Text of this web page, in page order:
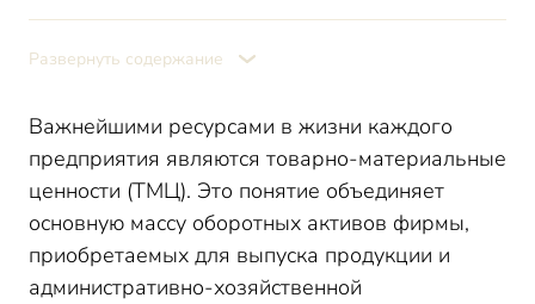
Поступление ТМЦ: проводки в бухгалтерском учете
Перемещение ТМЦ в бухгалтерском учете:
Пример учета ТМЦ
Развернуть содержание
Важнейшими ресурсами в жизни каждого
предприятия являются товарно-материальные
ценности (ТМЦ). Это понятие объединяет
основную массу оборотных активов фирмы,
приобретаемых для выпуска продукции и
административно-хозяйственной